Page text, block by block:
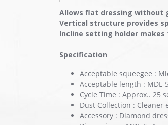
Allows flat dressing without
Vertical structure provides
Incline setting holder
Specification
Acceptable squeegee :
Acceptable length : MDL-
Cycle Time : Approx.. 25
Dust Collection : Cleaner
Accessory : Diamond